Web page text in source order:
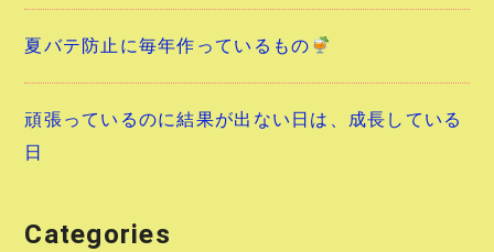
夏バテ防止に毎年作っているもの
頑張っているのに結果が出ない日は、成長している
日
Categories